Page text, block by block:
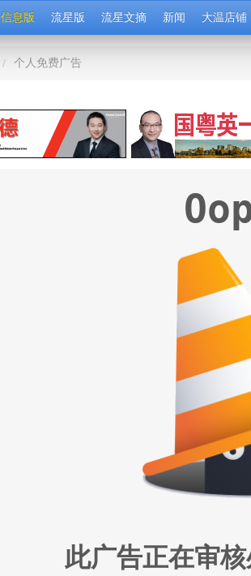
信息版 流星版 流星文摘 新闻 大温店铺
/ 个人免费广告
此广告正在审